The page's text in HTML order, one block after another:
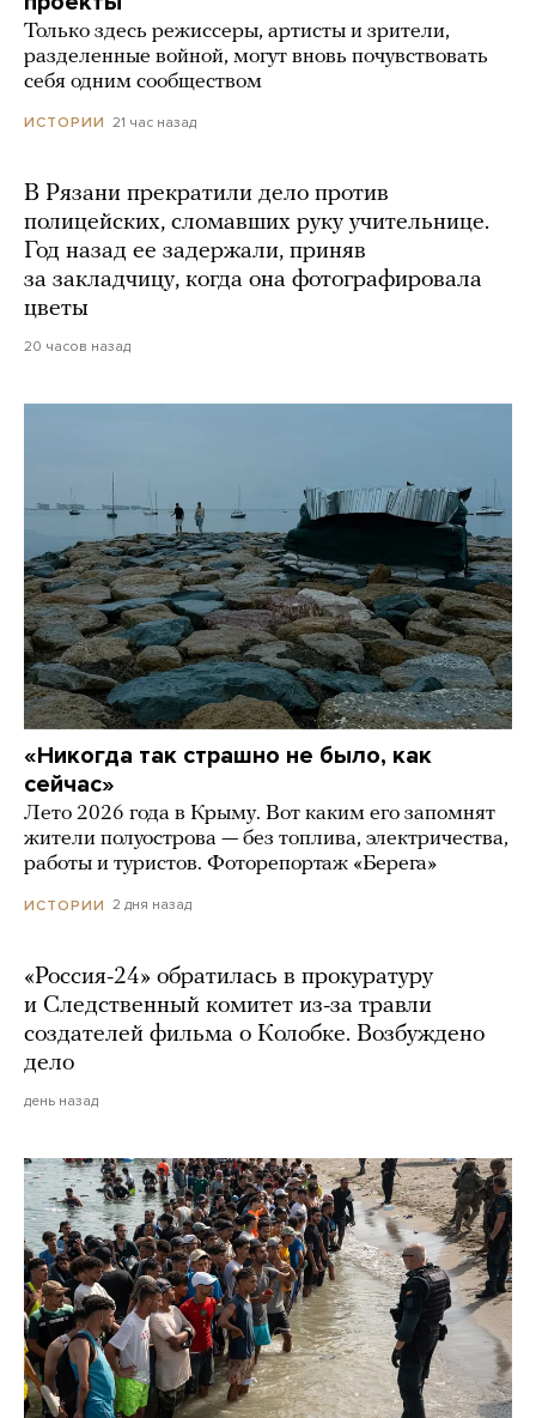
Только здесь режиссеры, артисты и зрители,
разделенные войной, могут вновь почувствовать
себя одним сообществом
ИСТОРИИ 21 час назад
В Рязани прекратили дело против
полицейских, сломавших руку учительнице.
Год назад ее задержали, приняв
за закладчицу, когда она фотографировала
цветы
20 часов назад
«Никогда так страшно не было, как
сейчас»
Лето 2026 года в Крыму. Вот каким его запомнят
жители полуострова — без топлива, электричества,
работы и туристов. Фоторепортаж «Берега»
ИСТОРИИ 2 дня назад
«Россия-24» обратилась в прокуратуру
и Следственный комитет из-за травли
создателей фильма о Колобке. Возбуждено
дело
день назад